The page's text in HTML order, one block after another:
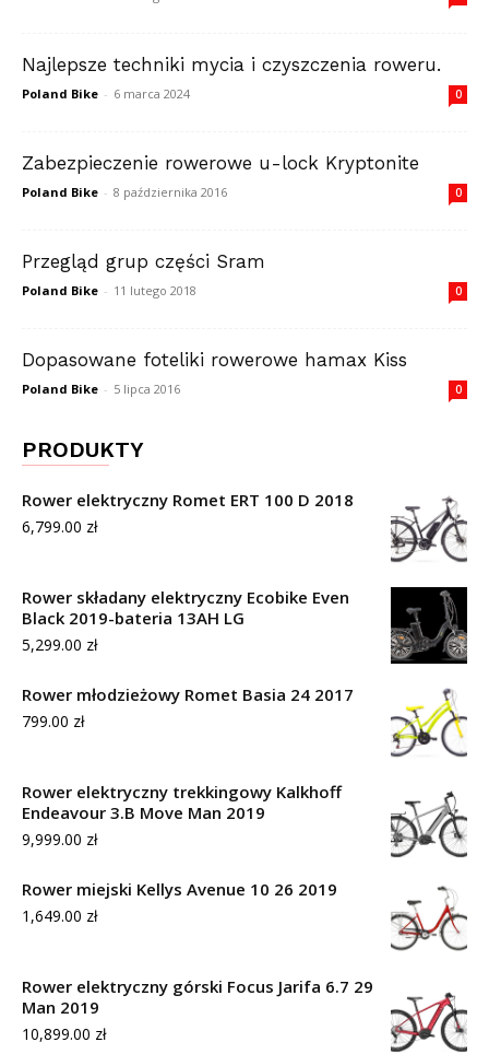
Najlepsze techniki mycia i czyszczenia roweru.
Poland Bike - 6 marca 2024 0
Zabezpieczenie rowerowe u-lock Kryptonite
Poland Bike - 8 października 2016 0
Przegląd grup części Sram
Poland Bike - 11 lutego 2018 0
Dopasowane foteliki rowerowe hamax Kiss
Poland Bike - 5 lipca 2016 0
PRODUKTY
Rower elektryczny Romet ERT 100 D 2018
6,799.00 zł
Rower składany elektryczny Ecobike Even
Black 2019-bateria 13AH LG
5,299.00 zł
Rower młodzieżowy Romet Basia 24 2017
799.00 zł
Rower elektryczny trekkingowy Kalkhoff
Endeavour 3.B Move Man 2019
9,999.00 zł
Rower miejski Kellys Avenue 10 26 2019
1,649.00 zł
Rower elektryczny górski Focus Jarifa 6.7 29
Man 2019
10,899.00 zł